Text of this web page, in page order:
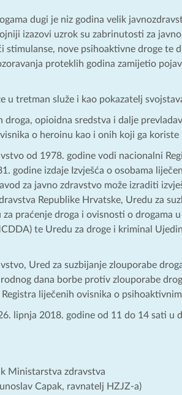
dugi je niz godina velik
izazovi uzrok su zabrinutosti za
nove psihoaktivne droge te
proteklih godina zamijetio
u tretman služe i kao pokazatelj
droga, opioidna sredstva i dalje
o heroinu kao i onih koji ga
od 1978. godine vodi nacionalni
godine izdaje Izvješća o osobama
za javno zdravstvo može izraditi
Republike Hrvatske, Uredu za
praćenje droga i ovisnosti o drogama u
te Uredu za droge i kriminal
Ured za suzbijanje zlouporabe
dana borbe protiv zlouporabe
liječenih ovisnika o
lipnja 2018. godine od 11 do 14 sati u
Ministarstva zdravstva
Capak, ravnatelj HZJZ-a)